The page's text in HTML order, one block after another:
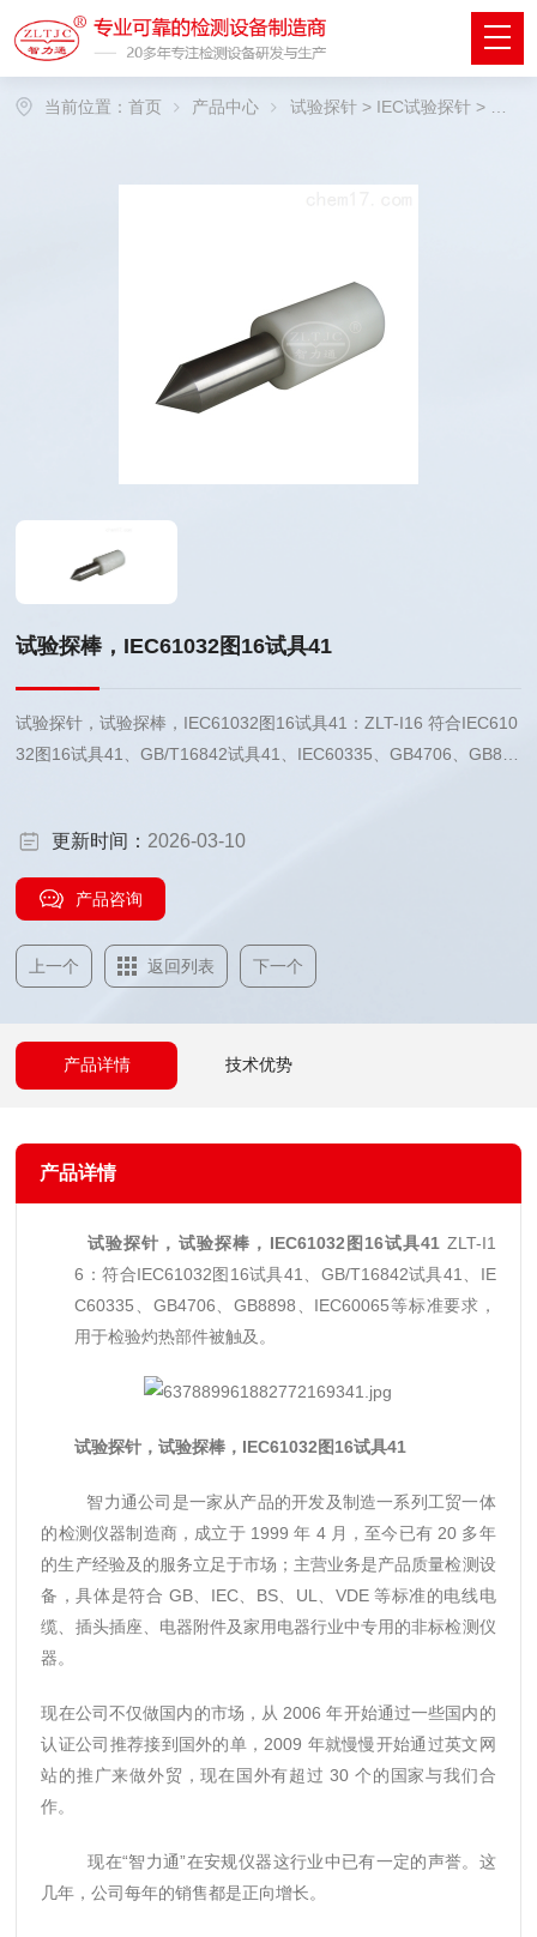
当前位置：首页 产品中心 试验探针 > IEC试验探针 > 试验探棒，IEC61032图16试具41
试验探棒，IEC61032图16试具41
试验探针，试验探棒，IEC61032图16试具41：ZLT-I16 符合IEC610
32图16试具41、GB/T16842试具41、IEC60335、GB4706、GB88
更新时间： 2026-03-10
产品咨询
上一个 返回列表 下一个
产品详情 技术优势
产品详情
试验探针， 试验探棒，IEC61032图16试具41 ZLT-I1
6：符合IEC61032图16试具41、GB/T16842试具41、IE
C60335、GB4706、GB8898、IEC60065等标准要求，
用于检验灼热部件被触及。
试验探针，试验探棒，IEC61032图16试具41
智力通公司是一家从产品的开发及制造一系列工贸一体
的检测仪器制造商 ，成立于 1999 年 4 月，至今已有 20 多年
的生产经验及的服务立足于市场；主营业务是产品质量检测设
备，具体是符合 GB、IEC、BS、UL、VDE 等标准的电线电
缆、插头插座、电器附件及家用电器行业中专用的非标检测仪
器。
现在公司不仅做国内的市场，从 2006 年开始通过一些国内的
认证公司推荐接到国外的单，2009 年就慢慢开始通过英文网
站的推广来做外贸，现在国外有超过 30 个的国家与我们合
作。
现在“智力通”在安规仪器这行业中已有一定的声誉。这
几年，公司每年的销售都是正向增长。